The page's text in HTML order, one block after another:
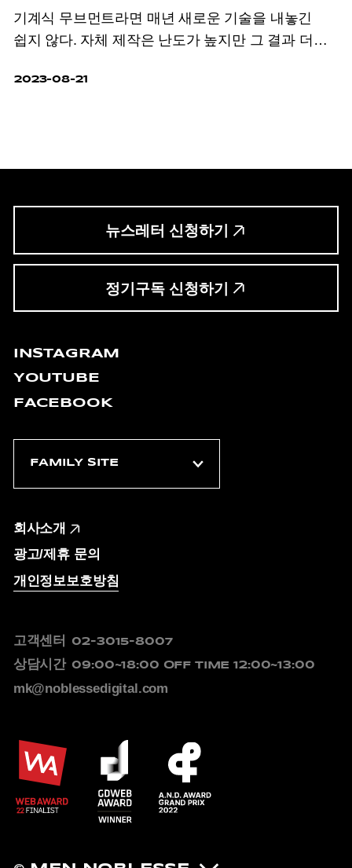
기계식 무브먼트라면 매년 새로운 기술을 내놓긴
쉽지 않다. 자체 제작은 난도가높지만 그 결과 더
애호가의눈과 마음을 사로잡는다.
2023-08-21
뉴스레터 신청하기
정기구독 신청하기
INSTAGRAM
YOUTUBE
FACEBOOK
회사소개
광고/제휴 문의
개인정보보호방침
고객센터 02-3015-8007
상담시간 09:00~18:00 OFF TIME 12:00~13:00
mk@noblessedigital.com